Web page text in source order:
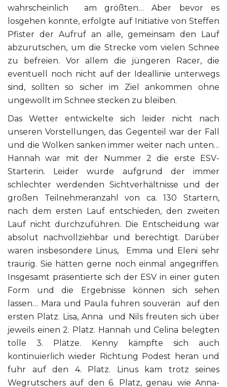
wahrscheinlich am größten… Aber bevor es
losgehen konnte, erfolgte auf Initiative von Steffen
Pfister der Aufruf an alle, gemeinsam den Lauf
abzurutschen, um die Strecke vom vielen Schnee
zu befreien. Vor allem die jüngeren Racer, die
eventuell noch nicht auf der Ideallinie unterwegs
sind, sollten so sicher im Ziel ankommen ohne
ungewollt im Schnee stecken zu bleiben.
Das Wetter entwickelte sich leider nicht nach
unseren Vorstellungen, das Gegenteil war der Fall
und die Wolken sanken immer weiter nach unten…
Hannah war mit der Nummer 2 die erste ESV-
Starterin. Leider wurde aufgrund der immer
schlechter werdenden Sichtverhältnisse und der
großen Teilnehmeranzahl von ca. 130 Startern,
nach dem ersten Lauf entschieden, den zweiten
Lauf nicht durchzuführen. Die Entscheidung war
absolut nachvollziehbar und berechtigt. Darüber
waren insbesondere Linus, Emma und Eleni sehr
traurig. Sie hätten gerne noch einmal angegriffen.
Insgesamt präsentierte sich der ESV in einer guten
Form und die Ergebnisse können sich sehen
lassen… Mara und Paula fuhren souverän auf den
ersten Platz. Lisa, Anna und Nils freuten sich über
jeweils einen 2. Platz. Hannah und Celina belegten
tolle 3. Plätze. Kenny kämpfte sich auch
kontinuierlich wieder Richtung Podest heran und
fuhr auf den 4. Platz. Linus kam trotz seines
Wegrutschers auf den 6. Platz, genau wie Anna-